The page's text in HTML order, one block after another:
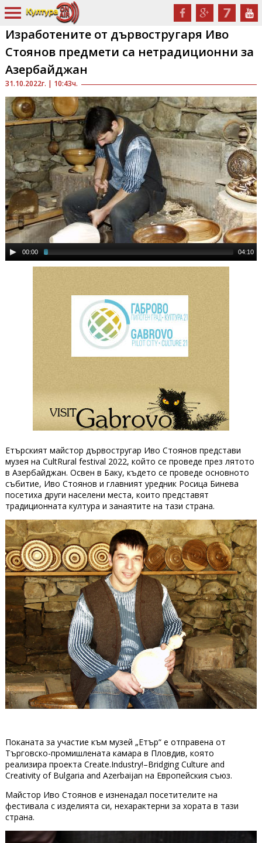
31.10.2022г. | 10:43ч.
Изработените от дървостругаря Иво
Стоянов предмети са нетрадиционни за
Азербайджан
00:00 04:10
Етърският майстор дървостругар Иво Стоянов представи
музея на CultRural festival 2022, който се проведе през лятото
в Азербайджан. Освен в Баку, където се проведе основното
събитие, Иво Стоянов и главният уредник Росица Бинева
посетиха други населени места, които представят
традиционната култура и занаятите на тази страна.
Поканата за участие към музей „Етър“ е отправена от
Търговско-промишлената камара в Пловдив, която
реализира проекта Create.Industry!–Bridging Culture and
Creativity of Bulgaria and Azerbaijan на Европейския съюз.
Майстор Иво Стоянов е изненадал посетителите на
фестивала с изделията си, нехарактерни за хората в тази
страна.